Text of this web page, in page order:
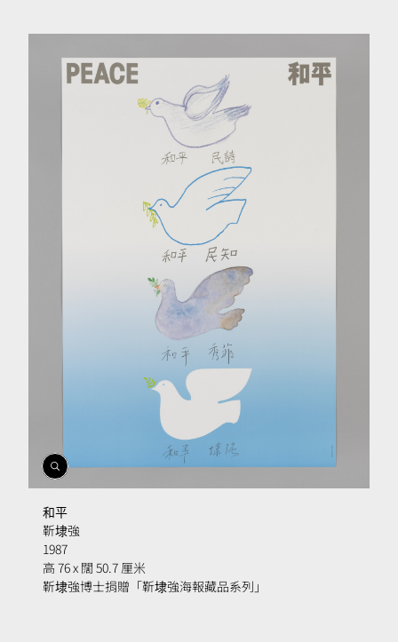
開
啟
相
簿
和平
靳埭強
1987
高 76 x 闊 50.7 厘米
靳埭強博士捐贈「靳埭強海報藏品系列」